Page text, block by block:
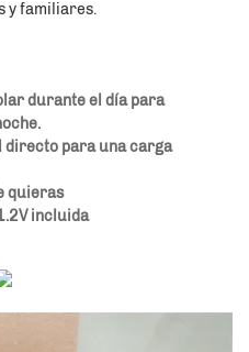
y familiares.
durante el día para
directo para una carga
quieras
incluida